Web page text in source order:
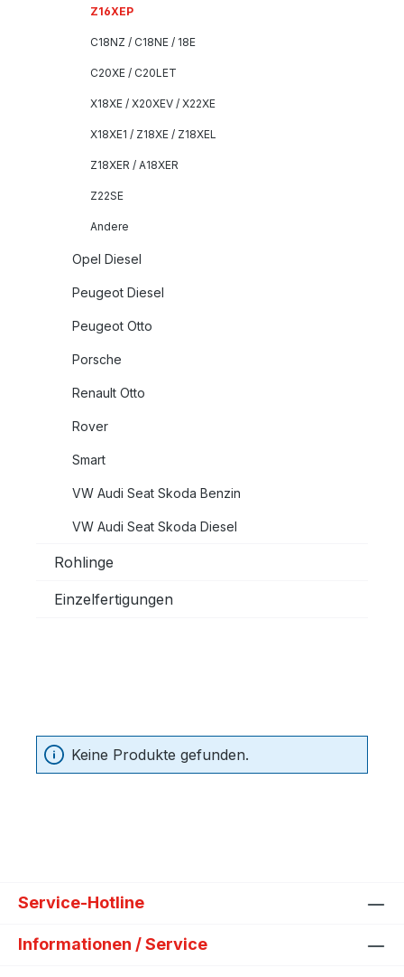
Z16XEP
C18NZ / C18NE / 18E
C20XE / C20LET
X18XE / X20XEV / X22XE
X18XE1 / Z18XE / Z18XEL
Z18XER / A18XER
Z22SE
Andere
Opel Diesel
Peugeot Diesel
Peugeot Otto
Porsche
Renault Otto
Rover
Smart
VW Audi Seat Skoda Benzin
VW Audi Seat Skoda Diesel
Rohlinge
Einzelfertigungen
Keine Produkte gefunden.
Service-Hotline
Informationen / Service